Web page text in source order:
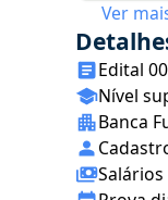
Ver
Edital
Nível
Banca
Salários